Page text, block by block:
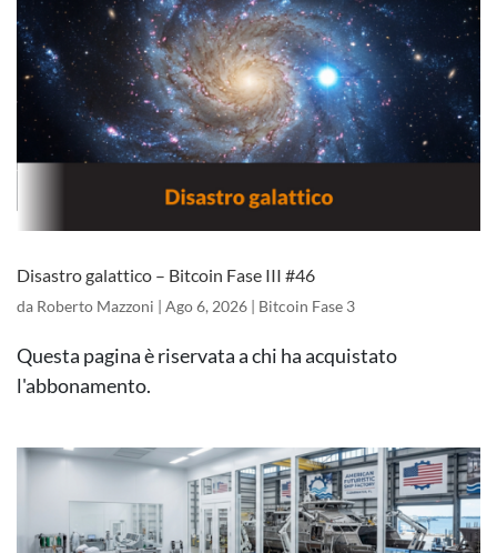
Disastro galattico – Bitcoin Fase III #46
da Roberto Mazzoni | Ago 6, 2026 | Bitcoin Fase 3
Questa pagina è riservata a chi ha acquistato
l'abbonamento.